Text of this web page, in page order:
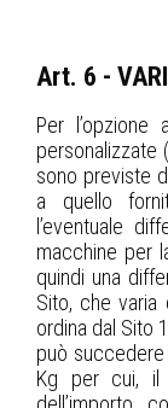
Art. 6 -
Per
personalizzate
sono previste
a quello
l’eventuale
macchine per
quindi una
Sito, che varia
ordina dal Sito
può
Kg per cui, il